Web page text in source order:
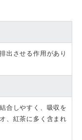
出させる作用があり
合しやすく、吸収を
、紅茶に多く含まれ